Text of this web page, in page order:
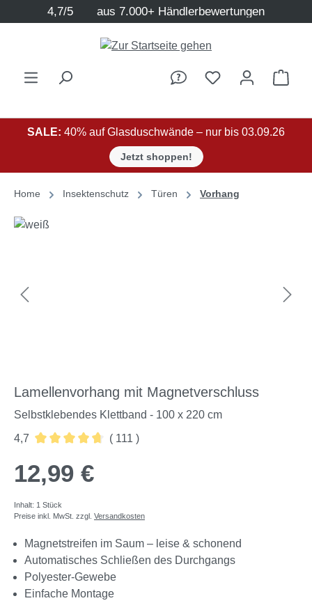
Zum Hauptinhalt springen
4,7/5 aus 7.000+ Händlerbewertungen
SALE: 40% auf Glasduschwände – nur bis 03.09.26
Jetzt shoppen!
Home Insektenschutz Türen Vorhang
Bildergalerie überspringen
Lamellenvorhang mit Magnetverschluss
Selbstklebendes Klettband - 100 x 220 cm
4,7
( 111 )
12,99 €
Inhalt: 1 Stück
Preise inkl. MwSt. zzgl. Versandkosten
Magnetstreifen im Saum – leise & schonend
Automatisches Schließen des Durchgangs
Polyester-Gewebe
Einfache Montage